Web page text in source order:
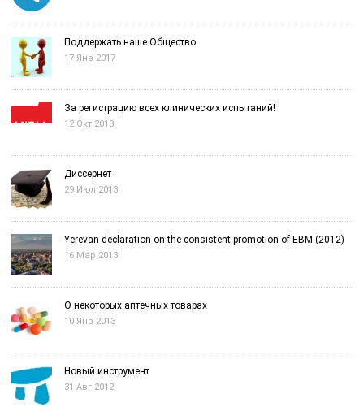
Поддержать наше Общество
17 Янв 2017
За регистрацию всех клинических испытаний!
12 Окт 2013
Диссернет
29 Июл 2013
Yerevan declaration on the consistent promotion of EBM (2012)
16 Мар 2013
О некоторых аптечных товарах
10 Янв 2013
Новый инструмент
31 Авг 2012